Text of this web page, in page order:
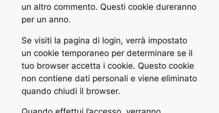
un altro commento. Questi cookie dureranno
per un anno.
Se visiti la pagina di login, verrà impostato
un cookie temporaneo per determinare se il
tuo browser accetta i cookie. Questo cookie
non contiene dati personali e viene eliminato
quando chiudi il browser.